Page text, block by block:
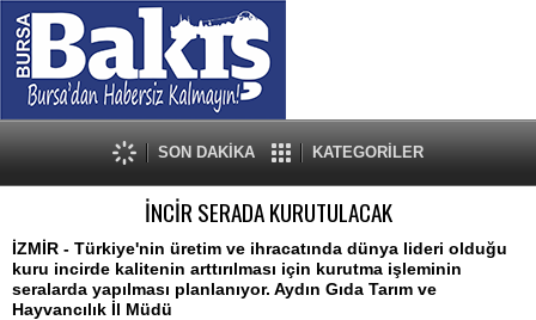
SON DAKİKA KATEGORİLER
İNCİR SERADA KURUTULACAK
İZMİR - Türkiye'nin üretim ve ihracatında dünya lideri olduğu
kuru incirde kalitenin arttırılması için kurutma işleminin
seralarda yapılması planlanıyor. Aydın Gıda Tarım ve
Hayvancılık İl Müdü